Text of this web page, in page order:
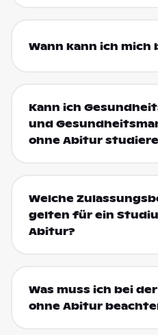
Wann kann ich mich
Kann ich
und
ohne Abitur
Welche
gelten für ein
Abitur?
Was muss ich bei
ohne Abitur